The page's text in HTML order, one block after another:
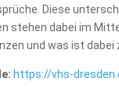
Diese
stehen dabei im
und was ist dabei
https://vhs-